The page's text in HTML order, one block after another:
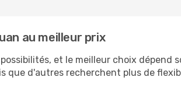
au meilleur prix
et le meilleur choix
que d'autres recherchent plus de